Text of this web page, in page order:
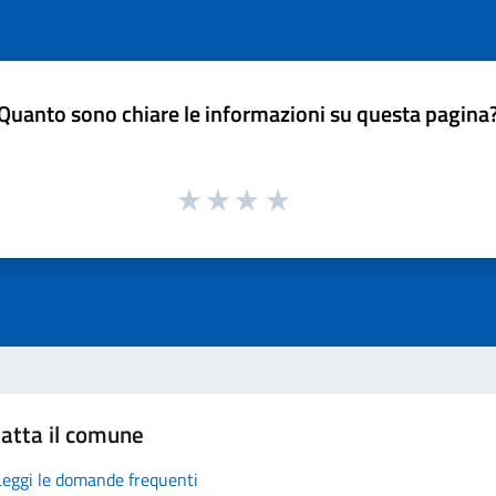
sono chiare le informazioni su questa
il comune
le domande frequenti